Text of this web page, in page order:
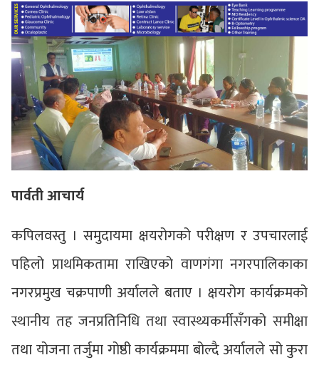
पार्वती आचार्य
कपिलवस्तु । समुदायमा क्षयरोगको परीक्षण र उपचारलाई
पहिलो प्राथमिकतामा राखिएको वाणगंगा नगरपालिकाका
नगरप्रमुख चक्रपाणी अर्यालले बताए । क्षयरोग कार्यक्रमको
स्थानीय तह जनप्रतिनिधि तथा स्वास्थ्यकर्मीसँगको समीक्षा
तथा योजना तर्जुमा गोष्ठी कार्यक्रममा बोल्दै अर्यालले सो कुरा